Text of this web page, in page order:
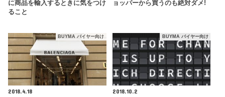
に商品を輸入するときに気をつけ
ること
ョッパーから買うのも絶対ダメ!
BUYMA バイヤー向け
2018.4.18
BUYMA バイヤー向け
2018.10.2